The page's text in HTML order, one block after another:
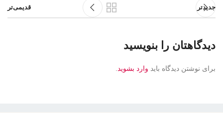
جدیدتر قدیمی‌تر
دیدگاهتان را بنویسید
برای نوشتن دیدگاه باید وارد بشوید